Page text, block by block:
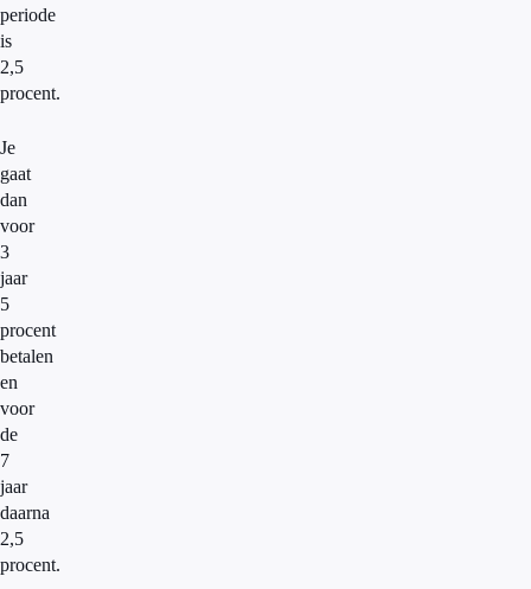
periode
is
2,5
procent.
Je
gaat
dan
voor
3
jaar
5
procent
betalen
en
voor
de
7
jaar
daarna
2,5
procent.